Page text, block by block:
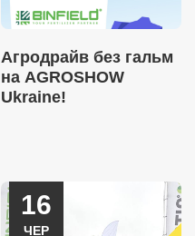
Агродрайв без гальм
на AGROSHOW
Ukraine!
16
ЧЕР